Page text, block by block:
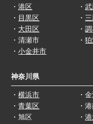
・港区
・ 目黒区
・ 大田区
・清瀬市
・
・
・
・
・小金井市
神奈川県
・横浜市
・青葉区
・旭区
・
・
・